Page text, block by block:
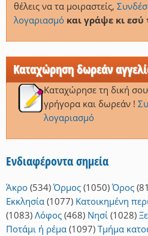
θέλεις να τα μοιραστείς,
λογαριασμό και γράψε κι εσύ
Καταχώρηση δωρεάν
Καταχώρησε τη δική
γρήγορα και δωρεάν !
λογαριασμό
Ενδιαφέροντα σημεία
Άκρο (534) Όρμος (1050) Όρος
Εκκλησία (1077) Κατοικημένη
(1083) Λόφος (468) Νησί (1028)
Ποτάμι ή ρέμα (1097) Τμήμα